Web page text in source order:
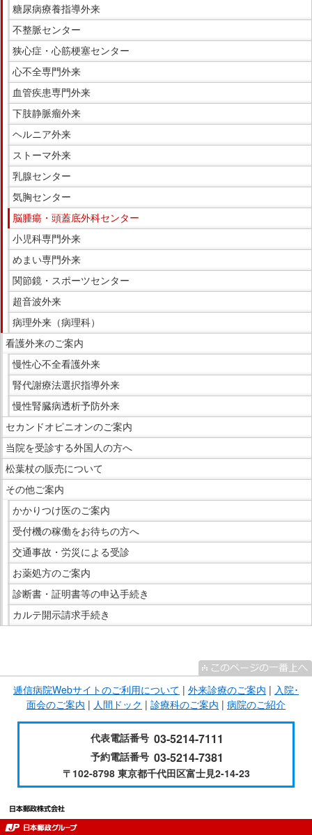
糖尿病療養指導外来
不整脈センター
狭心症・心筋梗塞センター
心不全専門外来
血管疾患専門外来
下肢静脈瘤外来
ヘルニア外来
ストーマ外来
乳腺センター
気胸センター
脳腫瘍・頭蓋底外科センター
小児科専門外来
めまい専門外来
関節鏡・スポーツセンター
超音波外来
病理外来（病理科）
看護外来のご案内
慢性心不全看護外来
腎代謝療法選択指導外来
慢性腎臓病透析予防外来
セカンドオピニオンのご案内
当院を受診する外国人の方へ
松葉杖の販売について
その他ご案内
かかりつけ医のご案内
受付機の稼働をお待ちの方へ
交通事故・労災による受診
お薬処方のご案内
診断書・証明書等の申込手続き
カルテ開示請求手続き
ま
ー
で
逓信病院Webサイトのご利用について | 外来診療のご案内 | 入院･
面会のご案内 | 人間ドック | 診療科のご案内 | 病院のご紹介
代表電話番号 03-5214-7111
予約電話番号 03-5214-7381
〒102-8798 東京都千代田区富士見2-14-23